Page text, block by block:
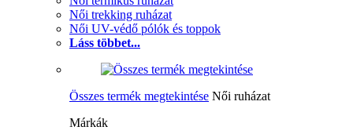
Női trekking ruházat
Női UV-védő pólók és toppok
Láss többet...
Összes termék megtekintése Női ruházat
Márkák